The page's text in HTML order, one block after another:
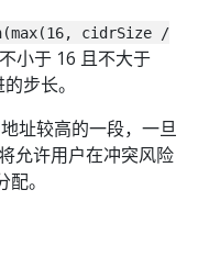
cidrSize /
小于 16 且不大于
步长。
址较高的一段，一旦
允许用户在冲突风险
。